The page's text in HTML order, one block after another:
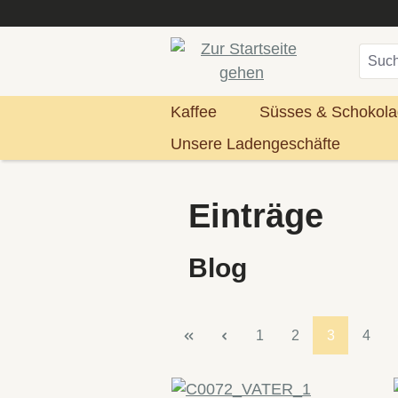
Kaffee Süsses &
Unsere Ladengeschäfte
Einträge
Blog
Seite
1 Seite
2 Seite
3 Seite
4